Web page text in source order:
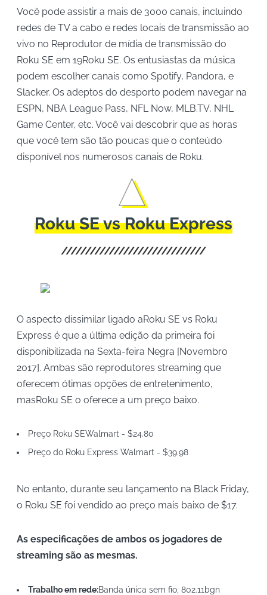
Você pode assistir a mais de 3000 canais, incluindo
redes de TV a cabo e redes locais de transmissão ao
vivo no Reprodutor de mídia de transmissão do
Roku SE em 19Roku SE. Os entusiastas da música
podem escolher canais como Spotify, Pandora, e
Slacker. Os adeptos do desporto podem navegar na
ESPN, NBA League Pass, NFL Now, MLB.TV, NHL
Game Center, etc. Você vai descobrir que as horas
que você tem são tão poucas que o conteúdo
disponível nos numerosos canais de Roku.
Roku SE vs Roku Express
O aspecto dissimilar ligado aRoku SE vs Roku
Express é que a última edição da primeira foi
disponibilizada na Sexta-feira Negra [Novembro
2017]. Ambas são reprodutores streaming que
oferecem ótimas opções de entretenimento,
masRoku SE o oferece a um preço baixo.
Preço Roku SEWalmart - $24.80
Preço do Roku Express Walmart - $39.98
No entanto, durante seu lançamento na Black Friday,
o Roku SE foi vendido ao preço mais baixo de $17.
As especificações de ambos os jogadores de
streaming são as mesmas.
Trabalho em rede:Banda única sem fio, 802.11bgn